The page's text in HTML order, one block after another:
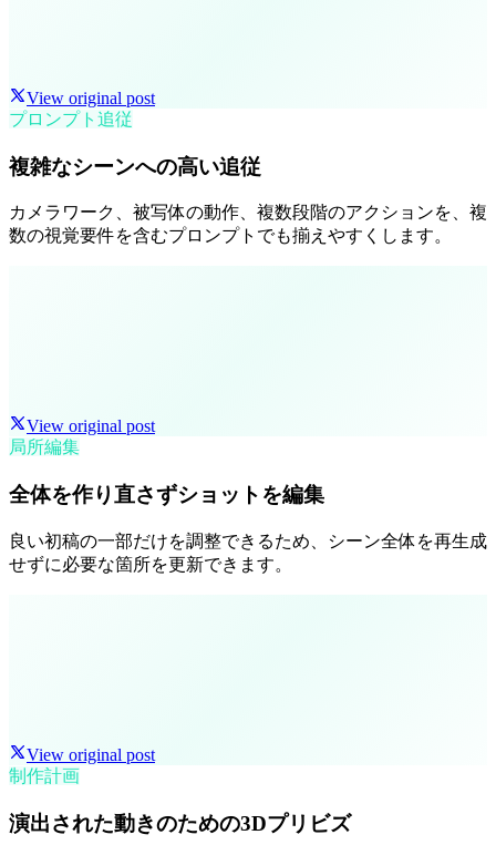
View original post
プロンプト追従
複雑なシーンへの高い追従
カメラワーク、被写体の動作、複数段階のアクションを、複
数の視覚要件を含むプロンプトでも揃えやすくします。
View original post
局所編集
全体を作り直さずショットを編集
良い初稿の一部だけを調整できるため、シーン全体を再生成
せずに必要な箇所を更新できます。
View original post
制作計画
演出された動きのための3Dプリビズ